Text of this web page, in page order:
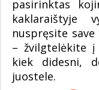
pasirinktas
kaklaraištyje
nuspręsite
– žvilgtelėkite į
kiek didesni,
juostele.